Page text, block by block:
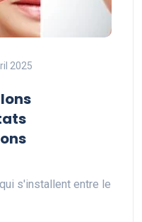
2025
s'installent entre le